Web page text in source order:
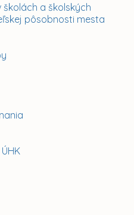
a školských
pôsobnosti mesta